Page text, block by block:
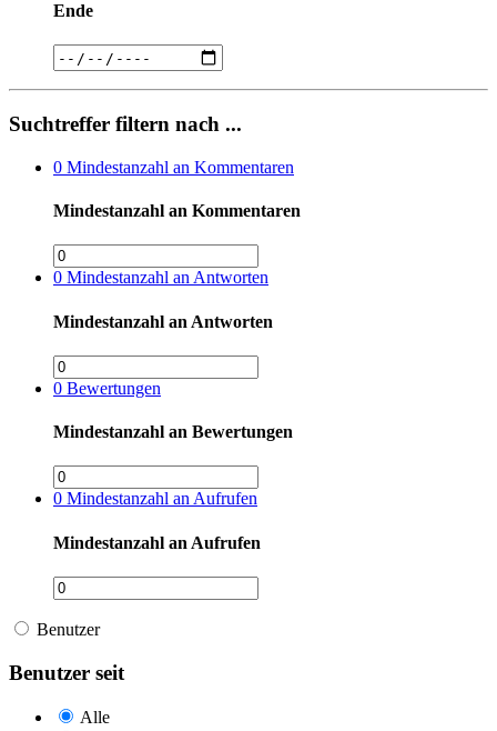
Ende
Suchtreffer filtern nach ...
0 Mindestanzahl an Kommentaren
Mindestanzahl an Kommentaren
0 Mindestanzahl an Antworten
Mindestanzahl an Antworten
0 Bewertungen
Mindestanzahl an Bewertungen
0 Mindestanzahl an Aufrufen
Mindestanzahl an Aufrufen
Benutzer
Benutzer seit
Alle